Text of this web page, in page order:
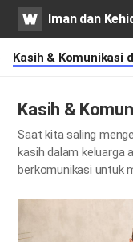
WATVIman dan
Kasih & Komunikasi
Kasih &
Saat kita saling
kasih dalam keluarga
berkomunikasi untuk